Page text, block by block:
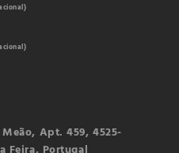
Apt. 459, 4525-